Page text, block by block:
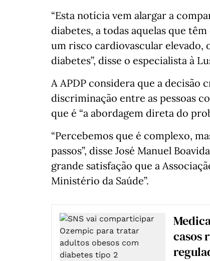
“Esta notícia vem alargar a
diabetes, a todas aquelas que
um risco cardiovascular elevado,
diabetes”, disse o especialista à
A APDP considera que a decisão
discriminação entre as pessoas
que é “a abordagem direta do
“Percebemos que é complexo,
passos”, disse José Manuel
grande satisfação que a
Ministério da Saúde”.
casos